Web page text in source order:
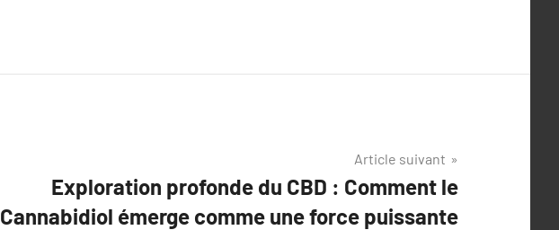
Article suivant
Exploration profonde du CBD : Comment le
Cannabidiol émerge comme une force puissante